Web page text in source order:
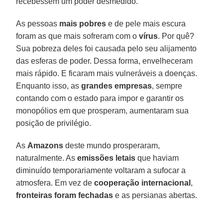
As pessoas mais pobres e de pele mais escura
foram as que mais sofreram com ovírus. Por quê?
Sua pobreza deles foi causada pelo seu alijamento
das esferas de poder. Dessa forma, envelheceram
mais rápido. E ficaram mais vulneráveis a doenças.
Enquanto isso, asgrandes empresas, sempre
contando com o estado para impor e garantir os
monopólios em que prosperam, aumentaram sua
posição de privilégio.
As Amazons deste mundo prosperaram,
naturalmente. Asemissões letais que haviam
diminuído temporariamente voltaram a sufocar a
atmosfera. Em vez decooperação internacional ,
fronteiras foram fechadas e as persianas abertas.